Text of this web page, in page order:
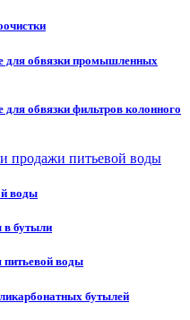
для обвязки промышленных
обвязки фильтров колонного
продажи питьевой воды
воды
в бутыли
воды
бутылей